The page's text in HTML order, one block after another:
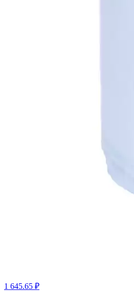
1 645.65 ₽